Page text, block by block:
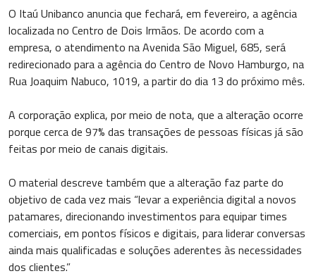
O Itaú Unibanco anuncia que fechará, em fevereiro, a agência
localizada no Centro de Dois Irmãos. De acordo com a
empresa, o atendimento na Avenida São Miguel, 685, será
redirecionado para a agência do Centro de Novo Hamburgo, na
Rua Joaquim Nabuco, 1019, a partir do dia 13 do próximo mês.
A corporação explica, por meio de nota, que a alteração ocorre
porque cerca de 97% das transações de pessoas físicas já são
feitas por meio de canais digitais.
O material descreve também que a alteração faz parte do
objetivo de cada vez mais “levar a experiência digital a novos
patamares, direcionando investimentos para equipar times
comerciais, em pontos físicos e digitais, para liderar conversas
ainda mais qualificadas e soluções aderentes às necessidades
dos clientes.”